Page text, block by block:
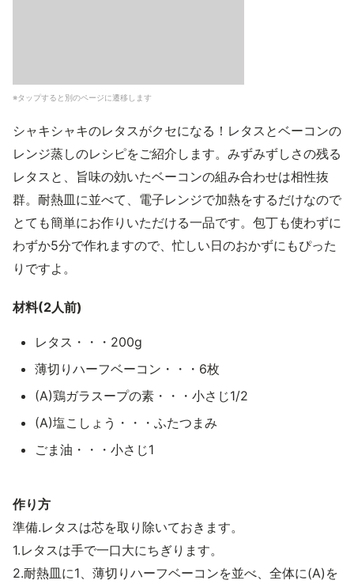
※タップすると別のページに遷移します
シャキシャキのレタスがクセになる！レタスとベーコンの
レンジ蒸しのレシピをご紹介します。みずみずしさの残る
レタスと、旨味の効いたベーコンの組み合わせは相性抜
群。耐熱皿に並べて、電子レンジで加熱をするだけなので
とても簡単にお作りいただける一品です。包丁も使わずに
わずか5分で作れますので、忙しい日のおかずにもぴった
りですよ。
材料(2人前)
レタス・・・200g
薄切りハーフベーコン・・・6枚
(A)鶏ガラスープの素・・・小さじ1/2
(A)塩こしょう・・・ふたつまみ
ごま油・・・小さじ1
作り方
準備.レタスは芯を取り除いておきます。
1.レタスは手で一口大にちぎります。
2.耐熱皿に1、薄切りハーフベーコンを並べ、全体に(A)を